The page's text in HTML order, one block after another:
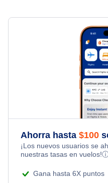
Ahorra hasta $100
¡Los nuevos usuarios se
nuestras tasas en vuelos!
Gana hasta 6X puntos